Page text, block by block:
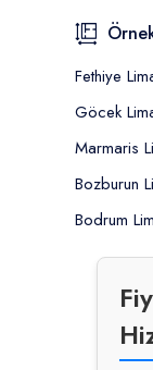
Fethiye
Göcek
Marmaris
Bozburun
Bodrum